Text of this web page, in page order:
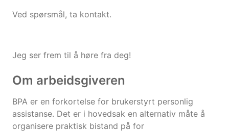
Ved spørsmål, ta kontakt.
Jeg ser frem til å høre fra deg!
Om arbeidsgiveren
BPA er en forkortelse for brukerstyrt personlig
assistanse. Det er i hovedsak en alternativ måte å
organisere praktisk bistand på for